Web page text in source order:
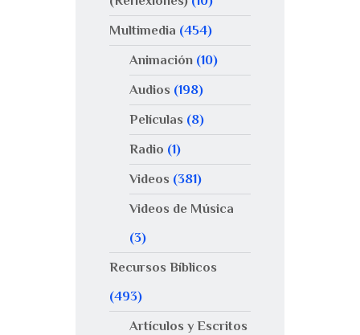
Multimedia (454)
Animación(10)
Audios (198)
Películas (8)
Radio (1)
Videos (381)
Videos de Música
(3)
Recursos Bíblicos
(493)
Artículos y Escritos